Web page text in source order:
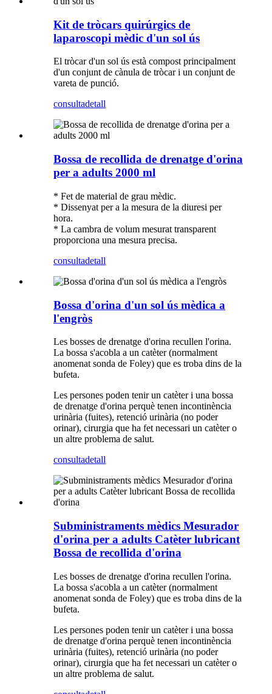
Kit de tròcars quirúrgics de
laparoscopi mèdic d'un sol ús
El tròcar d'un sol ús està compost principalment
d'un conjunt de cànula de tròcar i un conjunt de
vareta de punció.
consultadetall
Bossa de recollida de drenatge d'orina
per a adults 2000 ml
* Fet de material de grau mèdic.
* Dissenyat per a la mesura de la diuresi per
hora.
* La cambra de volum mesurat transparent
proporciona una mesura precisa.
consultadetall
Bossa d'orina d'un sol ús mèdica a
l'engròs
Les bosses de drenatge d'orina recullen l'orina.
La bossa s'acobla a un catèter (normalment
anomenat sonda de Foley) que es troba dins de la
bufeta.
Les persones poden tenir un catèter i una bossa
de drenatge d'orina perquè tenen incontinència
urinària (fuites), retenció urinària (no poder
orinar), cirurgia que ha fet necessari un catèter o
un altre problema de salut.
consultadetall
Subministraments mèdics Mesurador
d'orina per a adults Catèter lubricant
Bossa de recollida d'orina
Les bosses de drenatge d'orina recullen l'orina.
La bossa s'acobla a un catèter (normalment
anomenat sonda de Foley) que es troba dins de la
bufeta.
Les persones poden tenir un catèter i una bossa
de drenatge d'orina perquè tenen incontinència
urinària (fuites), retenció urinària (no poder
orinar), cirurgia que ha fet necessari un catèter o
un altre problema de salut.